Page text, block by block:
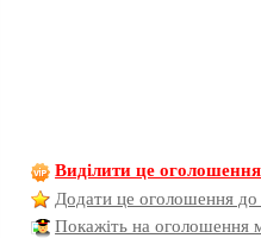
Виділити це оголошення
Додати це оголошення до
Покажіть на оголошення